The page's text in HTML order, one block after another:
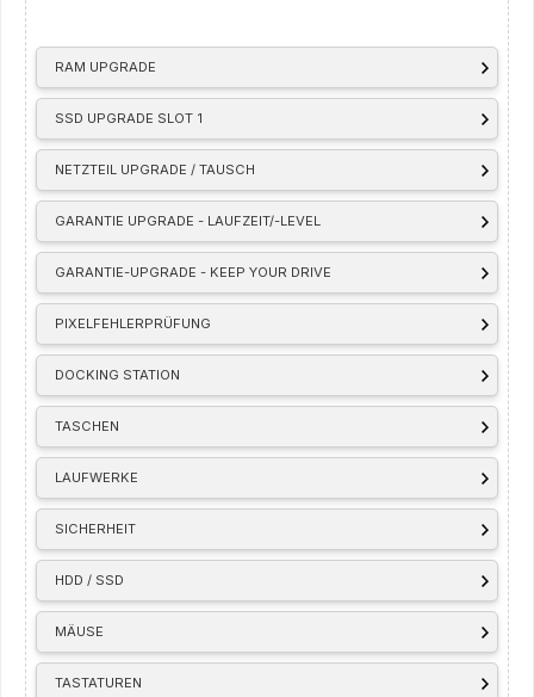
RAM UPGRADE
SSD UPGRADE SLOT 1
NETZTEIL UPGRADE / TAUSCH
GARANTIE UPGRADE - LAUFZEIT/-LEVEL
GARANTIE-UPGRADE - KEEP YOUR DRIVE
PIXELFEHLERPRÜFUNG
DOCKING STATION
TASCHEN
LAUFWERKE
SICHERHEIT
HDD / SSD
MÄUSE
TASTATUREN